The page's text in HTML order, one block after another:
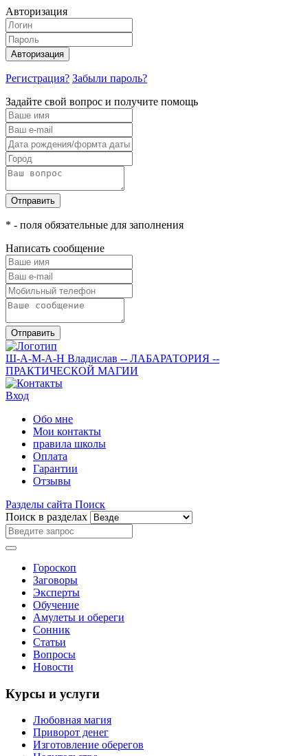
Авторизация
Авторизация
Регистрация? Забыли пароль?
Задайте свой вопрос и получите помощь
Отправить
* - поля обязательные для заполнения
Написать сообщение
Отправить
Ш-А-М-А-Н Владислав -- ЛАБАРАТОРИЯ --
ПРАКТИЧЕСКОЙ МАГИИ
Вход
Обо мне
Мои контакты
правила школы
Оплата
Гарантии
Отзывы
Разделы сайта Поиск
Поиск в разделах
Гороскоп
Заговоры
Эксперты
Обучение
Амулеты и обереги
Сонник
Статьи
Вопросы
Новости
Курсы и услуги
Любовная магия
Приворот денег
Изготовление оберегов